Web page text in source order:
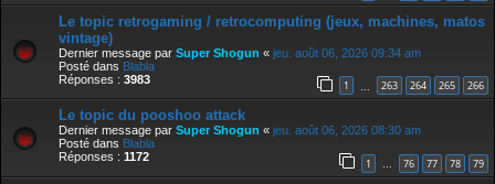
Le topic retrogaming / retrocomputing (jeux, machines, matos
vintage)
Dernier message par Super Shogun « jeu. août 06, 2026 09:34 am
Posté dans Blabla
Réponses : 3983 1 263 264 265 266
Le topic du pooshoo attack
Dernier message par Super Shogun « jeu. août 06, 2026 08:30 am
Posté dans Blabla
Réponses : 1172 1 … 76 77 78 79